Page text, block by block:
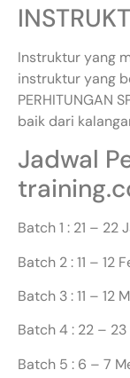
Instruktur yang
instruktur yang
PERHITUNGAN
baik dari
Jadwal
Batch 1 : 21 – 22
Batch 2 : 11 – 12
Batch 3 : 11 – 12
Batch 4 : 22 –
Batch 5 : 6 – 7